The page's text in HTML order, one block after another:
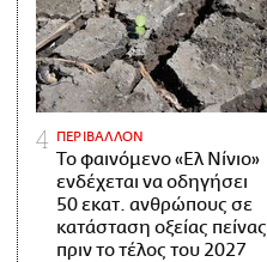
ΠΕΡΙΒΑΛΛΟΝ
Το φαινόμενο «Ελ Νίνιο»
ενδέχεται να οδηγήσει
50 εκατ. ανθρώπους σε
κατάσταση οξείας πείνας
πριν το τέλος του 2027